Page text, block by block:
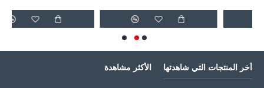
أخر المنتجات التي شاهدتها الأكثر مشاهدة